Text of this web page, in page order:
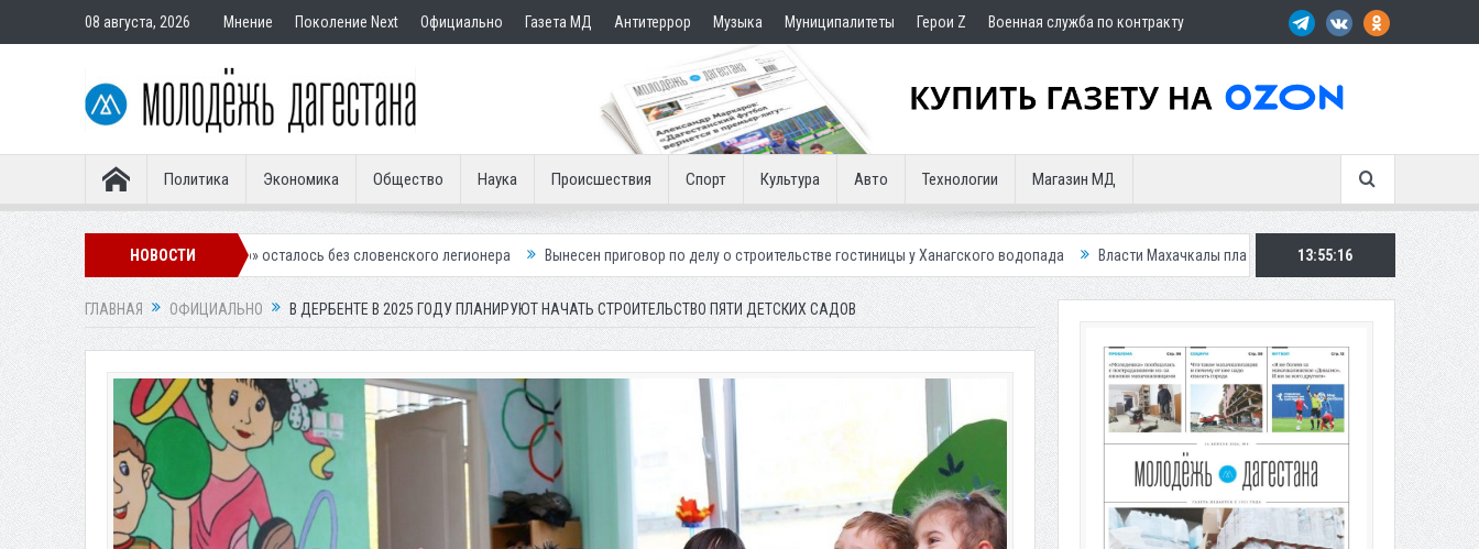
08 августа, 2026 Мнение Поколение Next Официально Газета МД Антитеррор Музыка Муниципалитеты Герои Z Военная служба по контракту
Политика Экономика Общество Наука Происшествия Спорт Культура Авто Технологии Магазин МД
НОВОСТИ
«Динамо» осталось без словенского легионера Вынесен приговор по делу о строительстве гостиницы у Ханагского водопада Власти Махачкалы планирует внедрить новую систему для улучшения
13:55:18
ГЛАВНАЯ ОФИЦИАЛЬНО В ДЕРБЕНТЕ В 2025 ГОДУ ПЛАНИРУЮТ НАЧАТЬ СТРОИТЕЛЬСТВО ПЯТИ ДЕТСКИХ САДОВ